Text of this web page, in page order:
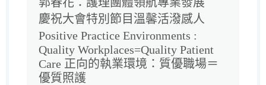
慶祝大會特別節目溫馨活潑感人
Positive Practice Environments :
Quality Workplaces=Quality Patient
Care 正向的執業環境：質優職場＝
優質照護